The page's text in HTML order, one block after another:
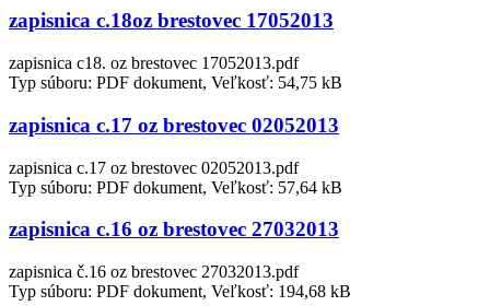
zapisnica c.18oz brestovec 17052013
zapisnica c18. oz brestovec 17052013.pdf
Typ súboru: PDF dokument, Veľkosť: 54,75 kB
zapisnica c.17 oz brestovec 02052013
zapisnica c.17 oz brestovec 02052013.pdf
Typ súboru: PDF dokument, Veľkosť: 57,64 kB
zapisnica c.16 oz brestovec 27032013
zapisnica č.16 oz brestovec 27032013.pdf
Typ súboru: PDF dokument, Veľkosť: 194,68 kB